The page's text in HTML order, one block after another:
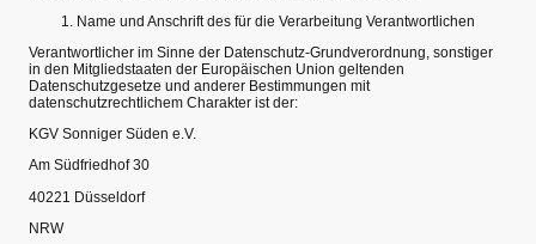
Name und Anschrift des für die Verarbeitung Verantwortlichen
Verantwortlicher im Sinne der Datenschutz-Grundverordnung, sonstiger
in den Mitgliedstaaten der Europäischen Union geltenden
Datenschutzgesetze und anderer Bestimmungen mit
datenschutzrechtlichem Charakter ist der:
KGV Sonniger Süden e.V.
Am Südfriedhof 30
40221 Düsseldorf
NRW